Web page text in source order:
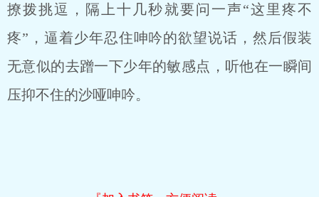
撩拨挑逗，隔上十几秒就要问一声“这里疼不
疼”，逼着少年忍住呻吟的欲望说话，然后假装
无意似的去蹭一下少年的敏感点，听他在一瞬间
压抑不住的沙哑呻吟。